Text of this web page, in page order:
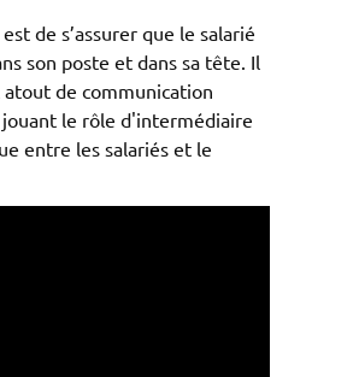
de s’assurer que le salarié
son poste et dans sa tête. Il
de communication
le rôle d'intermédiaire
entre les salariés et le